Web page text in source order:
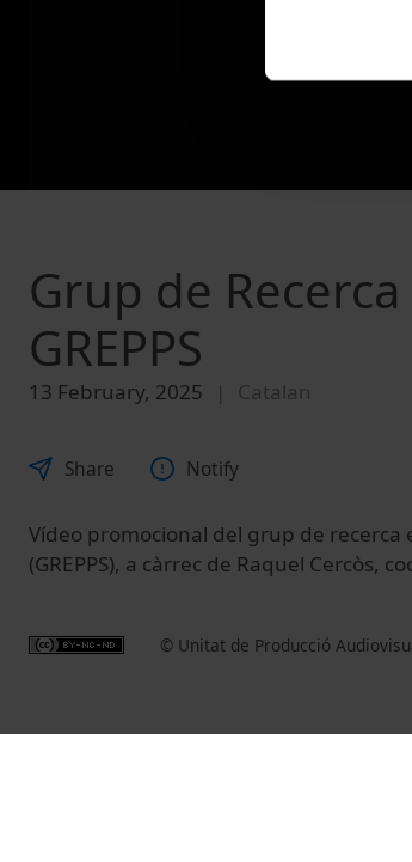
Grup de
GREPPS
13 February, 2025 Catalan
Share Notify
Vídeo promocional del grup de recerca
(GREPPS), a càrrec de Raquel Cercòs,
© Unitat de Producció